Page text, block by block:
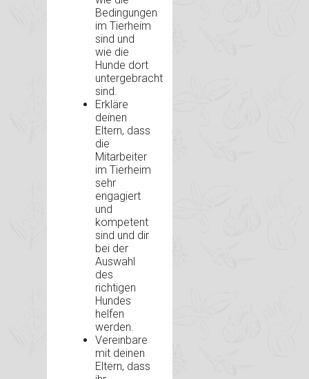
Bedingungen
im Tierheim
sind und
wie die
Hunde dort
untergebracht
sind.
Erkläre
deinen
Eltern, dass
die
Mitarbeiter
im Tierheim
sehr
engagiert
und
kompetent
sind und dir
bei der
Auswahl
des
richtigen
Hundes
helfen
werden.
Vereinbare
mit deinen
Eltern, dass